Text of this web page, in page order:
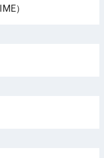
）